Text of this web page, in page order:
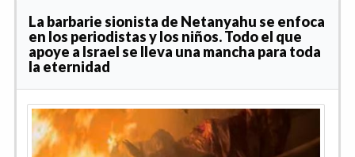
La barbarie sionista de Netanyahu se enfoca
en los periodistas y los niños. Todo el que
apoye a Israel se lleva una mancha para toda
la eternidad